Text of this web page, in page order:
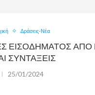
Δράσεις-Νέα
ΕΙΣΟΔΉΜΑΤΟΣ ΑΠΌ
ΣΥΝΤΆΞΕΙΣ
25/01/2024